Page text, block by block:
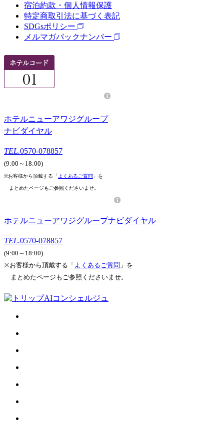
宿泊約款・個人情報保護
特定商取引法に基づく表記
SDGsポリシー
メルマガバックナンバー
ホテルニューアワジグループ
ナビダイヤル
TEL.0570-078857
(9:00～18:00)
※お客様から頂戴する「 よくあるご質問 」を
まとめたページもご参照くださいませ。
ホテルニューアワジグループナビダイヤル
TEL.0570-078857
(9:00～18:00)
※お客様から頂戴する「 よくあるご質問 」を
まとめたページもご参照くださいませ。